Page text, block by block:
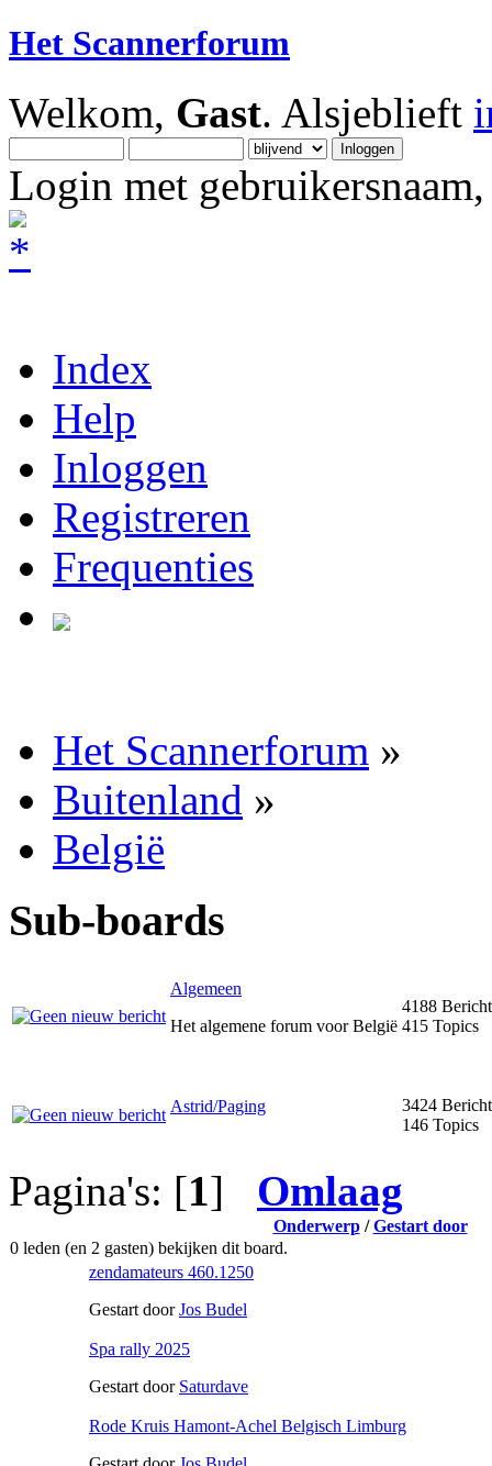
Het Scannerforum
Welkom, Gast. Alsjeblieft
Login met
Index
Help
Inloggen
Registreren
Frequenties
Het Scannerforum »
Buitenland »
België
Sub-boards
Algemeen
Het algemene forum voor België
4188
415 Topics
Astrid/Paging
3424
146 Topics
Pagina's: [1] Omlaag
Onderwerp/Gestart door
0 leden (en 2 gasten) bekijken dit board.
zendamateurs 460.1250
Gestart doorJos Budel
Spa rally 2025
Gestart door Saturdave
Rode Kruis Hamont-Achel Belgisch Limburg